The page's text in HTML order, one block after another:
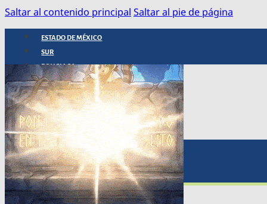
Saltar al contenido principal Saltar al pie de página
ESTADO DE MÉXICO
SUR
POLICIACA
NACIONAL
INTERNACIONAL
ARTE, CIENCIA Y TECNOLOGÍA
COLUMNAS
BAJO LA LUPA
RASTROS Y ROSTROS
VÍNCULOS ANIMALES